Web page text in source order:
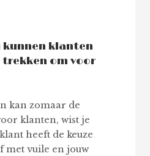
kunnen klanten
trekken om voor
kan zomaar de
klanten, wist je
heeft de keuze
met vuile en jouw